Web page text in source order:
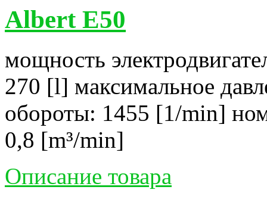
Albert E50
мощность
270 [l] максимальное
обороты: 1455 [1/min]
0,8 [m³/min]
Описание товара